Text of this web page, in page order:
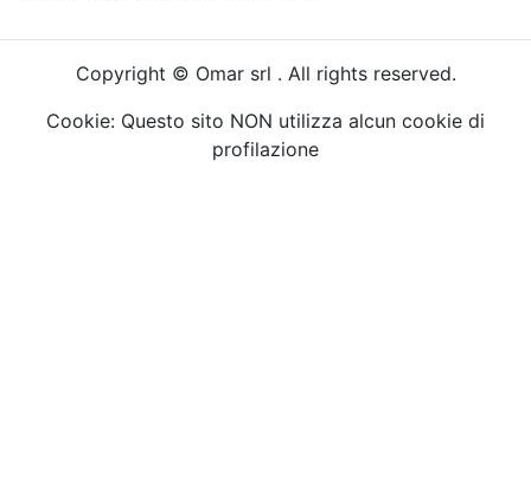
Copyright © Omar srl . All rights reserved.
Cookie: Questo sito NON utilizza alcun cookie di
profilazione